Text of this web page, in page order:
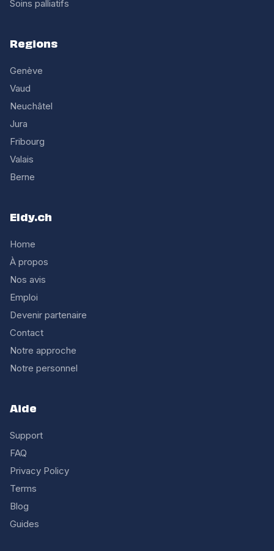
Soins palliatifs
Regions
Genève
Vaud
Neuchâtel
Jura
Fribourg
Valais
Berne
Eldy.ch
Home
À propos
Nos avis
Emploi
Devenir partenaire
Contact
Notre approche
Notre personnel
Aide
Support
FAQ
Privacy Policy
Terms
Blog
Guides